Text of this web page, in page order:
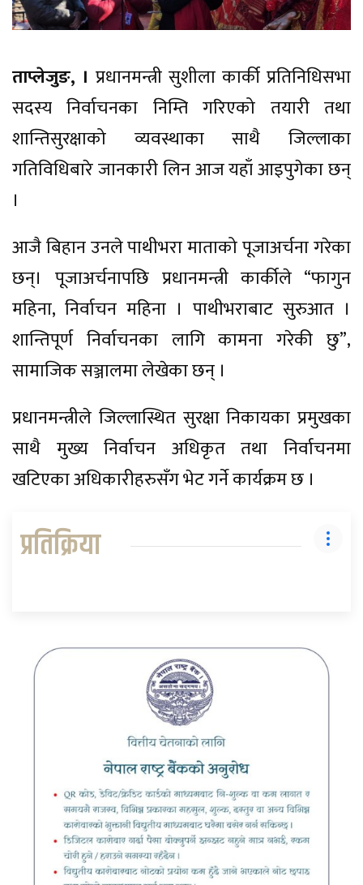
ताप्लेजुङ, । प्रधानमन्त्री सुशीला कार्की प्रतिनिधिसभा
सदस्य निर्वाचनका निम्ति गरिएको तयारी तथा
शान्तिसुरक्षाको व्यवस्थाका साथै जिल्लाका
गतिविधिबारे जानकारी लिन आज यहाँ आइपुगेका छन्
।
आजै बिहान उनले पाथीभरा माताको पूजाअर्चना गरेका
छन्। पूजाअर्चनापछि प्रधानमन्त्री कार्कीले “फागुन
महिना, निर्वाचन महिना । पाथीभराबाट सुरुआत ।
शान्तिपूर्ण निर्वाचनका लागि कामना गरेकी छु”,
सामाजिक सञ्जालमा लेखेका छन् ।
प्रधानमन्त्रीले जिल्लास्थित सुरक्षा निकायका प्रमुखका
साथै मुख्य निर्वाचन अधिकृत तथा निर्वाचनमा
खटिएका अधिकारीहरुसँग भेट गर्ने कार्यक्रम छ ।
प्रतिक्रिया